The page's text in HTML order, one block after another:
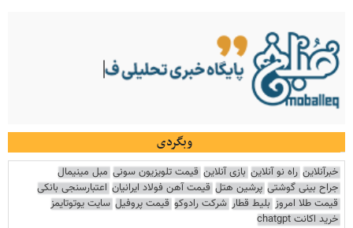
وبگردی
خبرآنلاین راه نو آنلاین بازی آنلاین قیمت تلویزیون سونی مبل مینیمال
جراح بینی گوشتی پرشین هتل قیمت آهن فولاد ایرانیان اعتبارسنجی بانکی
قیمت طلا امروز بلیط قطار شرکت رادوکو قیمت پروفیل سایت یوتوتایمز
خرید اکانت chatgpt